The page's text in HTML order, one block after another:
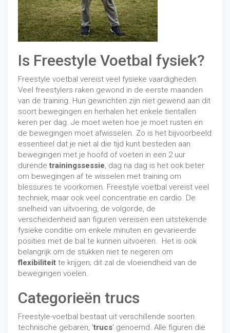
Is Freestyle Voetbal fysiek?
Freestyle voetbal vereist veel fysieke vaardigheden.
Veel freestylers raken gewond in de eerste maanden
van de training. Hun gewrichten zijn niet gewend aan dit
soort bewegingen en herhalen het enkele tientallen
keren per dag. Je moet weten hoe je moet rusten en
de bewegingen moet afwisselen. Zo is het bijvoorbeeld
essentieel dat je niet al die tijd kunt besteden aan
bewegingen met je hoofd of voeten in een 2 uur
durende trainingssessie, dag na dag is het ook beter
om bewegingen af ​​te wisselen met training om
blessures te voorkomen. Freestyle voetbal vereist veel
techniek, maar ook veel concentratie en cardio. De
snelheid van uitvoering, de volgorde, de
verscheidenheid aan figuren vereisen een uitstekende
fysieke conditie om enkele minuten en gevarieerde
posities met de bal te kunnen uitvoeren. Het is ook
belangrijk om de stukken niet te negeren om
flexibiliteit te krijgen; dit zal de vloeiendheid van de
bewegingen voelen.
Categorieën trucs
Freestyle-voetbal bestaat uit verschillende soorten
technische gebaren, 'trucs' genoemd. Alle figuren die